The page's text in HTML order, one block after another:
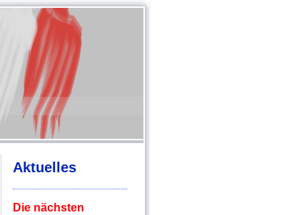
Aktuelles
Die nächsten